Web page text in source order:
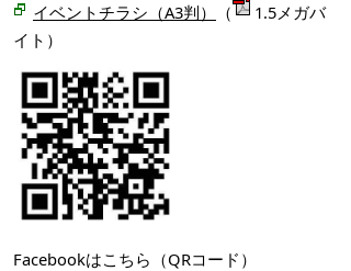
イベントチラシ（A3判）
（
1.5メガバ
イト）
Facebookはこちら（QRコード）